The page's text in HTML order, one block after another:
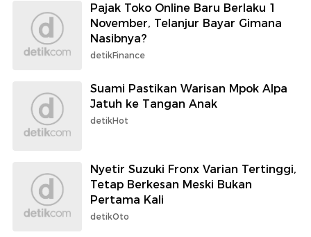
Pajak Toko Online Baru Berlaku 1
November, Telanjur Bayar Gimana
Nasibnya?
detikFinance
Suami Pastikan Warisan Mpok Alpa
Jatuh ke Tangan Anak
detikHot
Nyetir Suzuki Fronx Varian Tertinggi,
Tetap Berkesan Meski Bukan
Pertama Kali
detikOto